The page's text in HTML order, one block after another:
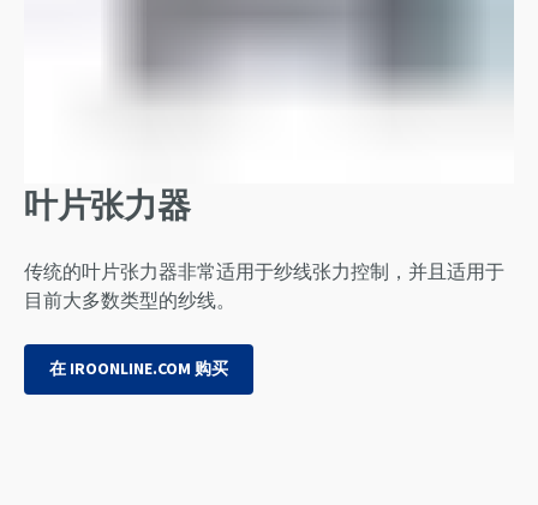
叶片张力器
传统的叶片张力器非常适用于纱线张力控制，并且适用于
目前大多数类型的纱线。
在 IROONLINE.COM 购买